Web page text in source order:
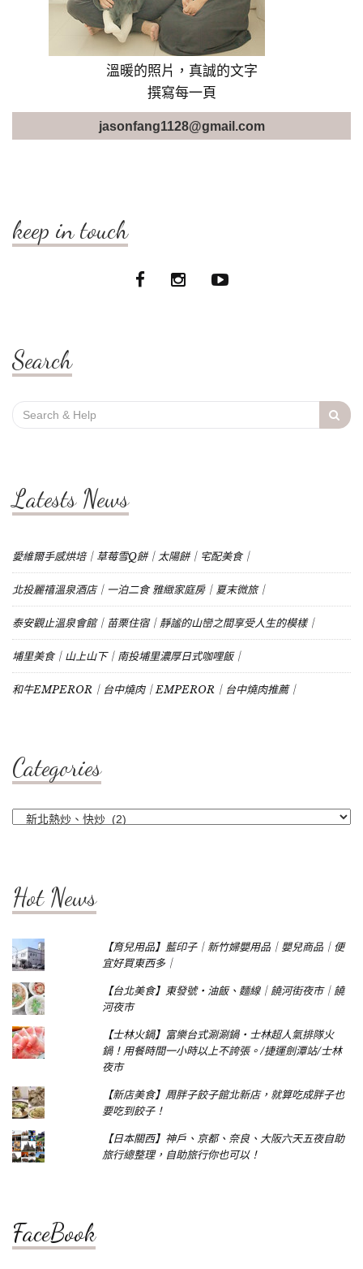
溫暖的照片，真誠的文字
撰寫每一頁
jasonfang1128@gmail.com
keep in touch
Search
Search
for:
Latests News
愛維爾手感烘培｜草莓雪Q餅｜太陽餅｜宅配美食｜
北投麗禧溫泉酒店｜一泊二食 雅緻家庭房｜夏末微旅｜
泰安觀止溫泉會館｜苗栗住宿｜靜謐的山巒之間享受人生的模樣｜
埔里美食｜山上山下｜南投埔里濃厚日式咖哩飯｜
和牛EMPEROR｜台中燒肉｜EMPEROR｜台中燒肉推薦｜
Categories
Categories
Hot News
【育兒用品】藍印子｜新竹婦嬰用品｜嬰兒商品｜便
宜好買東西多｜
【台北美食】東發號‧油飯、麵線｜饒河街夜市｜饒
河夜市
【士林火鍋】富樂台式涮涮鍋‧士林超人氣排隊火
鍋！用餐時間一小時以上不誇張。/捷運劍潭站/士林
夜市
【新店美食】周胖子餃子館北新店，就算吃成胖子也
要吃到餃子！
【日本關西】神戶、京都、奈良、大阪六天五夜自助
旅行總整理，自助旅行你也可以！
FaceBook